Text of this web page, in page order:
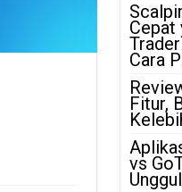
Cepat
Cara
Fitur,
vs